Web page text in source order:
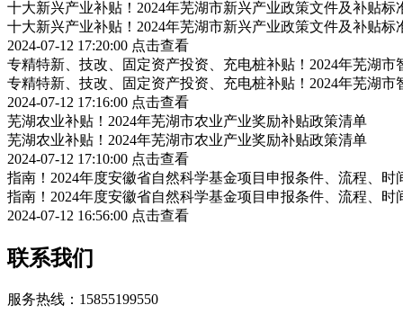
十大新兴产业补贴！2024年芜湖市新兴产业政策文件及补贴标
十大新兴产业补贴！2024年芜湖市新兴产业政策文件及补贴标
2024-07-12 17:20:00 点击查看
专精特新、技改、固定资产投资、充电桩补贴！2024年芜湖
专精特新、技改、固定资产投资、充电桩补贴！2024年芜湖
2024-07-12 17:16:00 点击查看
芜湖农业补贴！2024年芜湖市农业产业奖励补贴政策清单
芜湖农业补贴！2024年芜湖市农业产业奖励补贴政策清单
2024-07-12 17:10:00 点击查看
指南！2024年度安徽省自然科学基金项目申报条件、流程、时
指南！2024年度安徽省自然科学基金项目申报条件、流程、时
2024-07-12 16:56:00 点击查看
联系我们
服务热线：15855199550